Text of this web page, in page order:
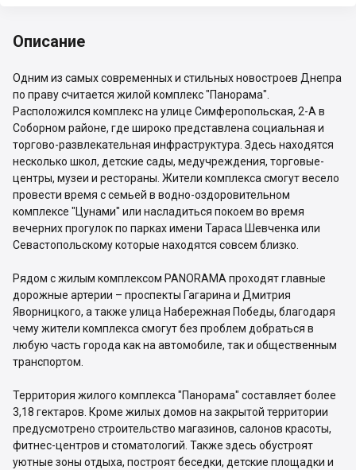
Описание
Одним из самых современных и стильных новостроев Днепра
по праву считается жилой комплекс "Панорама".
Расположился комплекс на улице Симферопольская, 2-А в
Соборном районе, где широко представлена социальная и
торгово-развлекательная инфраструктура. Здесь находятся
несколько школ, детские сады, медучреждения, торговые-
центры, музеи и рестораны. Жители комплекса смогут весело
провести время с семьей в водно-оздоровительном
комплексе "Цунами" или насладиться покоем во время
вечерних прогулок по парках имени Тараса Шевченка или
Севастопольскому которые находятся совсем близко.
Рядом с жилым комплексом PANORAMA проходят главные
дорожные артерии – проспекты Гагарина и Дмитрия
Яворницкого, а также улица Набережная Победы, благодаря
чему жители комплекса смогут без проблем добраться в
любую часть города как на автомобиле, так и общественным
транспортом.
Территория жилого комплекса "Панорама" составляет более
3,18 гектаров. Кроме жилых домов на закрытой территории
предусмотрено строительство магазинов, салонов красоты,
фитнес-центров и стоматологий. Также здесь обустроят
уютные зоны отдыха, построят беседки, детские площадки и